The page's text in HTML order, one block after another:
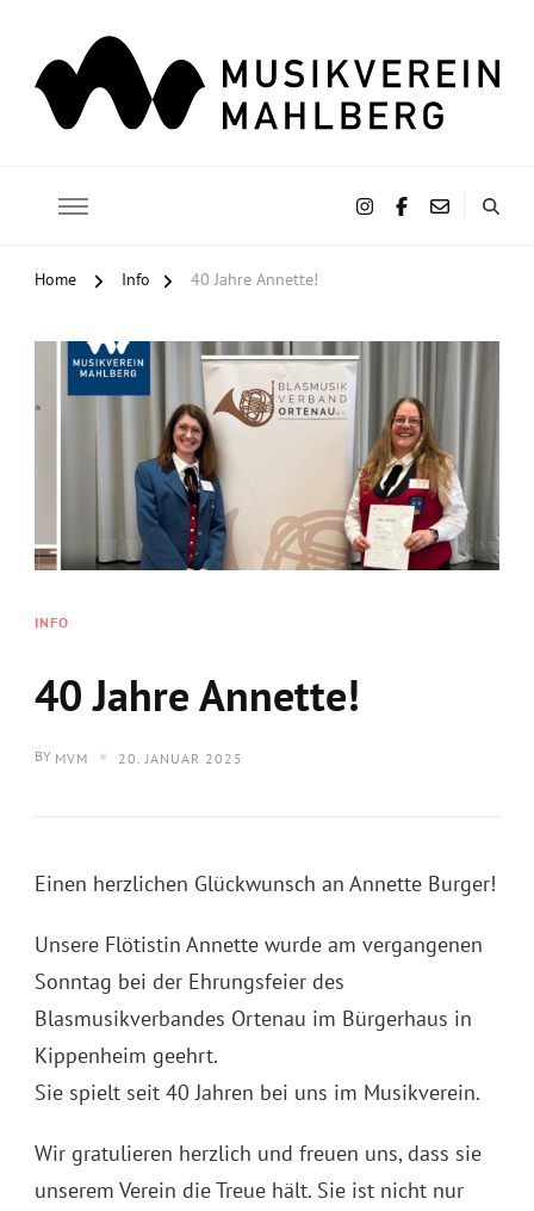
Home Info 40 Jahre Annette!
INFO
40 Jahre Annette!
BY MVM 20. JANUAR 2025
Einen herzlichen Glückwunsch an Annette Burger!
Unsere Flötistin Annette wurde am vergangenen
Sonntag bei der Ehrungsfeier des
Blasmusikverbandes Ortenau im Bürgerhaus in
Kippenheim geehrt.
Sie spielt seit 40 Jahren bei uns im Musikverein.
Wir gratulieren herzlich und freuen uns, dass sie
unserem Verein die Treue hält. Sie ist nicht nur